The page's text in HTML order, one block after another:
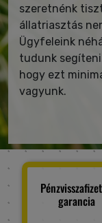
szeretnénk
állatriasztás
Ügyfeleink
tudunk
hogy ezt
vagyunk.
garancia